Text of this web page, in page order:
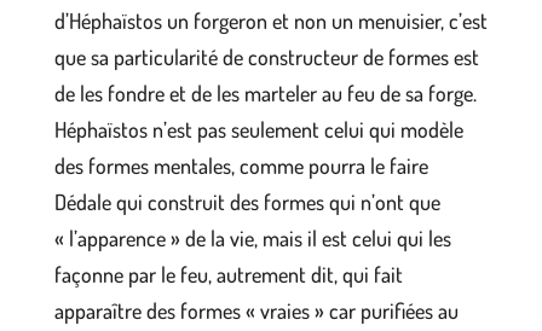
d’Héphaïstos un forgeron et non un menuisier, c’est
que sa particularité de constructeur de formes est
de les fondre et de les marteler au feu de sa forge.
Héphaïstos n’est pas seulement celui qui modèle
des formes mentales, comme pourra le faire
Dédale qui construit des formes qui n’ont que
« l’apparence » de la vie, mais il est celui qui les
façonne par le feu, autrement dit, qui fait
apparaître des formes « vraies » car purifiées au